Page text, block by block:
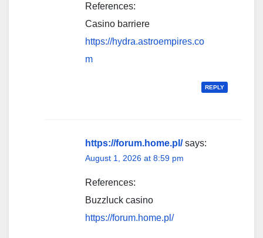
References:
Casino barriere
https://hydra.astroempires.co
m
REPLY
https://forum.home.pl/ says:
August 1, 2026 at 8:59 pm
References:
Buzzluck casino
https://forum.home.pl/